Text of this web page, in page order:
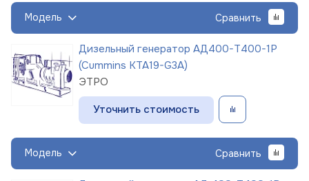
Модель Сравнить
Дизельный генератор АД400-Т400-1Р
(Cummins KTA19-G3A)
ЭТРО
Уточнить стоимость
Модель Сравнить